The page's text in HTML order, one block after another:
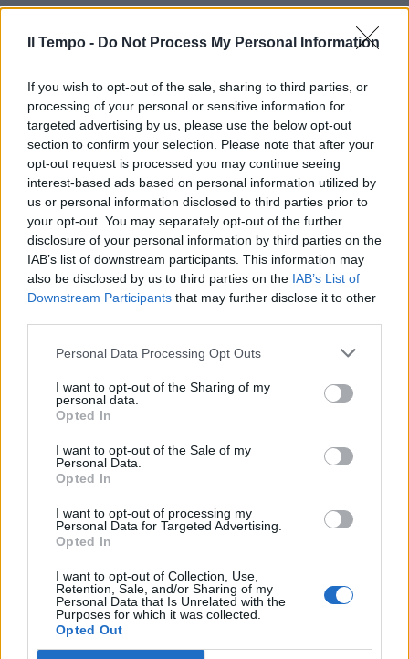
Il Tempo - Do Not Process My Personal Information
If you wish to opt-out of the sale, sharing to third parties, or
processing of your personal or sensitive information for
targeted advertising by us, please use the below opt-out
section to confirm your selection. Please note that after your
opt-out request is processed you may continue seeing
interest-based ads based on personal information utilized by
us or personal information disclosed to third parties prior to
your opt-out. You may separately opt-out of the further
disclosure of your personal information by third parties on the
IAB’s list of downstream participants. This information may
also be disclosed by us to third parties on the IAB’s List of
Downstream Participants that may further disclose it to other
Personal Data Processing Opt Outs
I want to opt-out of the Sharing of my
personal data.
Opted In
I want to opt-out of the Sale of my
Personal Data.
Opted In
I want to opt-out of processing my
Personal Data for Targeted Advertising.
Opted In
I want to opt-out of Collection, Use,
Retention, Sale, and/or Sharing of my
Personal Data that Is Unrelated with the
Purposes for which it was collected.
Opted Out
successo, non fatevi intimorire dalla Luna in
Toro, incattivita, fermatevi un giorno o due
solo se accusate debolezza fisica. Sul piano
affettivo, incomprensioni con le donne vicine,
ma probabilmente si tratta di scontri tra
donne e fin qui nulla di nuovo. Nuovissima
invece Venere da questa sera in Vergine,
transito considerato tra i migliori per attività
di équipe e amicizie. È sempre una fortuna
trovare sulla propria strada nuove persone.
Venere in Vergine fino al 6 agosto, è un
che avete in questo periodo anche Marte, suo
amante, in opposizione dai Gemelli. È qui il
o insicure della propria bellezza, del fascino.
Cosa che non esclude nuove conoscenze e
“proibite”. Dobbiamo segnalare che avete una
Luna molto buona per gli affari, medicina.
Restate in contatto con persone lontane.